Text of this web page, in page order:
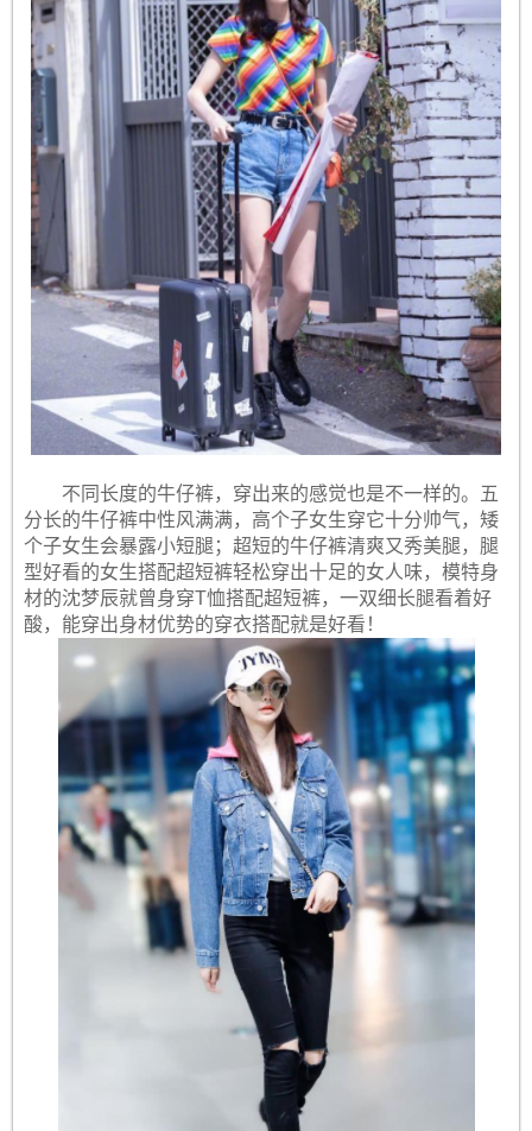
不同长度的牛仔裤，穿出来的感觉也是不一样的。五
分长的牛仔裤中性风满满，高个子女生穿它十分帅气，矮
个子女生会暴露小短腿；超短的牛仔裤清爽又秀美腿，腿
型好看的女生搭配超短裤轻松穿出十足的女人味，模特身
材的沈梦辰就曾身穿T恤搭配超短裤，一双细长腿看着好
酸，能穿出身材优势的穿衣搭配就是好看！